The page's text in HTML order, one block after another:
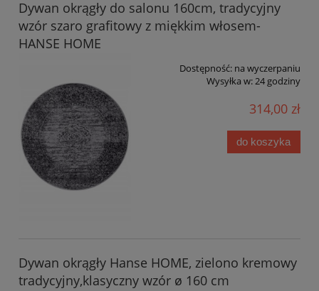
Dywan okrągły do salonu 160cm, tradycyjny
wzór szaro grafitowy z miękkim włosem-
HANSE HOME
Dostępność: na wyczerpaniu
Wysyłka w:24 godziny
314,00 zł
do koszyka
Dywan okrągły Hanse HOME, zielono kremowy
tradycyjny,klasyczny wzór ø 160 cm